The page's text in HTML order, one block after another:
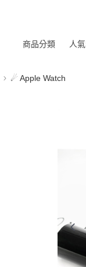
商品分類 人
☄ Apple Watch